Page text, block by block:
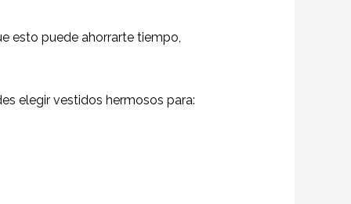
esto puede ahorrarte tiempo,
elegir vestidos hermosos para: